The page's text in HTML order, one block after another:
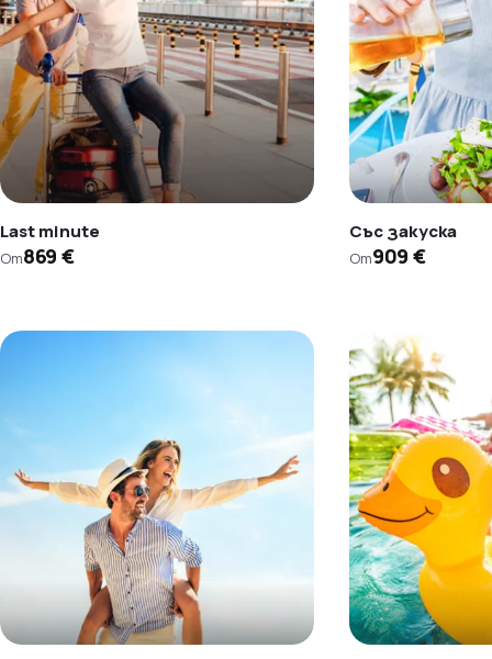
Last minute
От869 €
Със закуска
От909 €